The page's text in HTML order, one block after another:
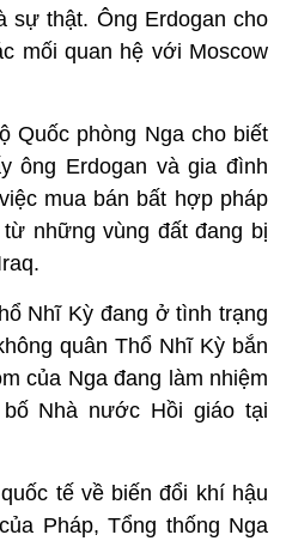
sự thật. Ông Erdogan cho
mối quan hệ với Moscow
Quốc phòng Nga cho biết
ông Erdogan và gia đình
mua bán bất hợp pháp
những vùng đất đang bị
Nhĩ Kỳ đang ở tình trạng
quân Thổ Nhĩ Kỳ bắn
của Nga đang làm nhiệm
Nhà nước Hồi giáo tại
tế về biến đổi khí hậu
Pháp, Tổng thống Nga